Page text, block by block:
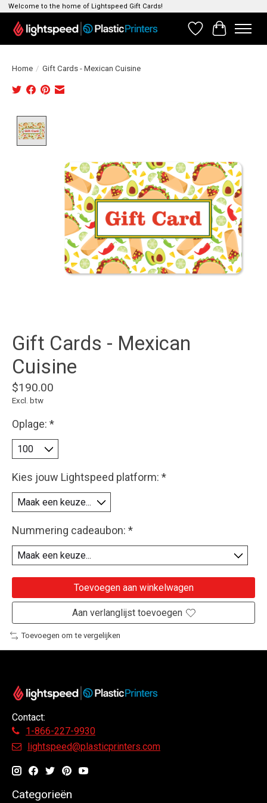
Welcome to the home of Lightspeed Gift Cards!
Verlanglijst
Home / Gift Cards - Mexican Cuisine
Gift Cards - Mexican
Cuisine
$190.00
Excl. btw
Oplage: *
Kies jouw Lightspeed platform: *
Nummering cadeaubon: *
Toevoegen aan winkelwagen
Aan verlanglijst toevoegen
Toevoegen om te vergelijken
Contact:
1-866-227-9930
lightspeed@plasticprinters.com
Categorieën